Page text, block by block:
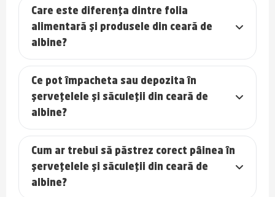
Care este diferența dintre folia
alimentară și produsele din ceară de
albine?
Ce pot împacheta sau depozita în
șervețelele și săculeții din ceară de
albine?
Cum ar trebui să păstrez corect pâinea în
șervețelele și săculeții din ceară de
albine?